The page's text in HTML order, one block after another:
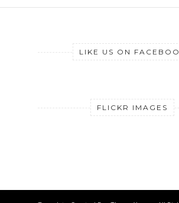
LIKE US ON
FLICKR IMAGES